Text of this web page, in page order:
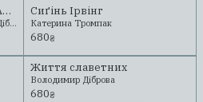
Комплект ДЕБЮТ І ВИЗНАННЯ
Катерина Тромпак, Володимир Діброва
Сиґінь Ірвінг
Катерина Тромпак
680₴
Життя славетних
Володимир Діброва
680₴